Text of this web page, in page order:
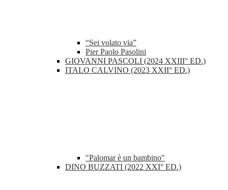
“Sei volato via”
Pier Paolo Pasolini
GIOVANNI PASCOLI (2024 XXIII° ED.)
ITALO CALVINO (2023 XXII° ED.)
"Palomar è un bambino"
DINO BUZZATI (2022 XXI° ED.)